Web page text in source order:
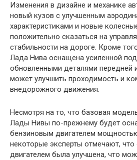
Изменения в дизайне и механике
новый кузов с улучшенным
характеристиками и новые
положительно сказаться на
стабильности на дороге. Кроме
Лада Нива оснащена усиленной
обновленными деталями передней
может улучшить проходимость и
внедорожного движения.
Несмотря на то, что базовая
Лады Нивы по-прежнему будет
бензиновым двигателем
некоторые эксперты отмечают, что
двигателем была улучшена, что